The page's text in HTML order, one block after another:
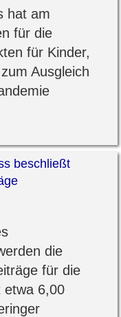
hat am
für die
für Kinder,
Ausgleich
beschließt
die
für die
etwa 6,00